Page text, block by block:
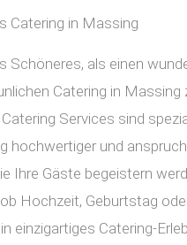
Catering in Massing
Schöneres, als einen
Catering in Massing
Services sind
hochwertiger und
Ihre Gäste begeistern
Hochzeit, Geburtstag
einzigartiges Catering-